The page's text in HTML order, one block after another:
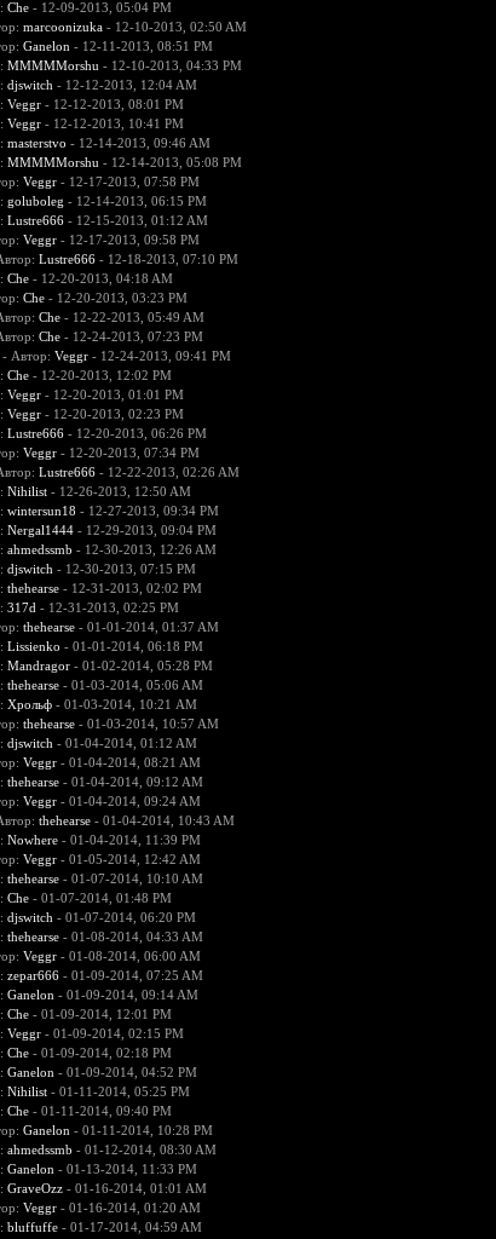
Che- 12-09-2013, 05:04 PM
marcoonizuka- 12-10-2013, 02:50 AM
Ganelon - 12-11-2013, 08:51 PM
MMMMMorshu - 12-10-2013, 04:33 PM
djswitch - 12-12-2013, 12:04 AM
Veggr- 12-12-2013, 08:01 PM
Veggr- 12-12-2013, 10:41 PM
masterstvo - 12-14-2013, 09:46 AM
MMMMMorshu - 12-14-2013, 05:08 PM
Veggr- 12-17-2013, 07:58 PM
goluboleg - 12-14-2013, 06:15 PM
Lustre666- 12-15-2013, 01:12 AM
Veggr- 12-17-2013, 09:58 PM
Lustre666- 12-18-2013, 07:10 PM
Che- 12-20-2013, 04:18 AM
Che- 12-20-2013, 03:23 PM
Che- 12-22-2013, 05:49 AM
Che- 12-24-2013, 07:23 PM
- Автор: Veggr- 12-24-2013, 09:41 PM
Che- 12-20-2013, 12:02 PM
Veggr- 12-20-2013, 01:01 PM
Veggr- 12-20-2013, 02:23 PM
Lustre666- 12-20-2013, 06:26 PM
Veggr- 12-20-2013, 07:34 PM
Lustre666- 12-22-2013, 02:26 AM
Nihilist- 12-26-2013, 12:50 AM
wintersun18 - 12-27-2013, 09:34 PM
Nergal1444- 12-29-2013, 09:04 PM
ahmedssmb - 12-30-2013, 12:26 AM
djswitch - 12-30-2013, 07:15 PM
thehearse- 12-31-2013, 02:02 PM
317d - 12-31-2013, 02:25 PM
thehearse- 01-01-2014, 01:37 AM
Lissienko - 01-01-2014, 06:18 PM
Mandragor- 01-02-2014, 05:28 PM
thehearse- 01-03-2014, 05:06 AM
Хрольф- 01-03-2014, 10:21 AM
thehearse- 01-03-2014, 10:57 AM
djswitch - 01-04-2014, 01:12 AM
Veggr- 01-04-2014, 08:21 AM
thehearse- 01-04-2014, 09:12 AM
Veggr- 01-04-2014, 09:24 AM
thehearse- 01-04-2014, 10:43 AM
Nowhere- 01-04-2014, 11:39 PM
Veggr- 01-05-2014, 12:42 AM
thehearse- 01-07-2014, 10:10 AM
Che- 01-07-2014, 01:48 PM
djswitch - 01-07-2014, 06:20 PM
thehearse- 01-08-2014, 04:33 AM
Veggr- 01-08-2014, 06:00 AM
zepar666- 01-09-2014, 07:25 AM
Ganelon - 01-09-2014, 09:14 AM
Che- 01-09-2014, 12:01 PM
Veggr- 01-09-2014, 02:15 PM
Che- 01-09-2014, 02:18 PM
Ganelon - 01-09-2014, 04:52 PM
Nihilist- 01-11-2014, 05:25 PM
Che- 01-11-2014, 09:40 PM
Ganelon - 01-11-2014, 10:28 PM
ahmedssmb - 01-12-2014, 08:30 AM
Ganelon - 01-13-2014, 11:33 PM
GraveOzz- 01-16-2014, 01:01 AM
Veggr- 01-16-2014, 01:20 AM
bluffuffe- 01-17-2014, 04:59 AM